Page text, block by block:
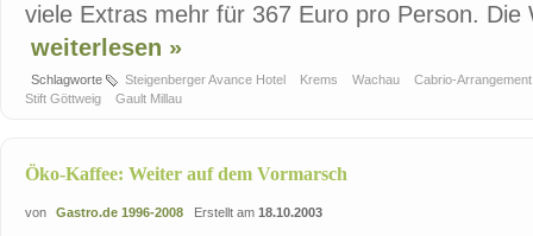
viele Extras mehr für 367 Euro pro Person. Die
weiterlesen »
Schlagworte Steigenberger Avance Hotel Krems Wachau
Cabrio-
Stift Göttweig
Gault Millau
Öko-Kaffee: Weiter auf dem Vormarsch
von Gastro.de 1996-2008 Erstellt am 18.10.2003